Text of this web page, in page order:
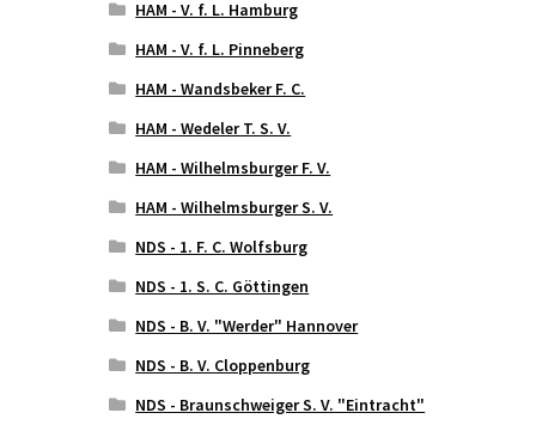
HAM - V. f. L. Hamburg
HAM - V. f. L. Pinneberg
HAM - Wandsbeker F. C.
HAM - Wedeler T. S. V.
HAM - Wilhelmsburger F. V.
HAM - Wilhelmsburger S. V.
NDS - 1. F. C. Wolfsburg
NDS - 1. S. C. Göttingen
NDS - B. V. "Werder" Hannover
NDS - B. V. Cloppenburg
NDS - Braunschweiger S. V. "Eintracht"